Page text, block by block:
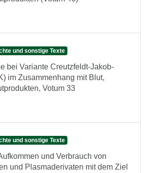
und sonstige Texte
bei Variante Creutzfeldt-Jakob-
im Zusammenhang mit Blut,
Votum 33
und sonstige Texte
und Verbrauch von
und Plasmaderivaten mit dem Ziel